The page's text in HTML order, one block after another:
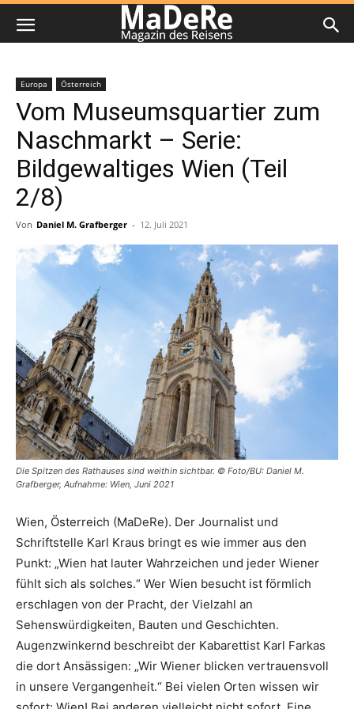
Europa Österreich
Vom Museumsquartier zum
Naschmarkt – Serie:
Bildgewaltiges Wien (Teil
2/8)
Von Daniel M. Grafberger - 12. Juli 2021
Die Spitzen des Rathauses sind weithin sichtbar. © Foto/BU: Daniel M.
Grafberger, Aufnahme: Wien, Juni 2021
Wien, Österreich (MaDeRe). Der Journalist und
Schriftstelle Karl Kraus bringt es wie immer aus den
Punkt: „Wien hat lauter Wahrzeichen und jeder Wiener
fühlt sich als solches.“ Wer Wien besucht ist förmlich
erschlagen von der Pracht, der Vielzahl an
Sehenswürdigkeiten, Bauten und Geschichten.
Augenzwinkernd beschreibt der Kabarettist Karl Farkas
die dort Ansässigen: „Wir Wiener blicken vertrauensvoll
in unsere Vergangenheit.“ Bei vielen Orten wissen wir